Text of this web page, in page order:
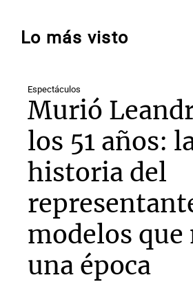
Lo más visto
Espectáculos
Murió
los 51 años:
historia del
modelos que
una época